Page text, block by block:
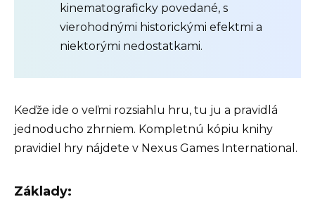
kinematograficky povedané, s
vierohodnými historickými efektmi a
niektorými nedostatkami.
Keďže ide o veľmi rozsiahlu hru, tu ju a pravidlá
jednoducho zhrniem. Kompletnú kópiu knihy
pravidiel hry nájdete v Nexus Games International.
Základy: